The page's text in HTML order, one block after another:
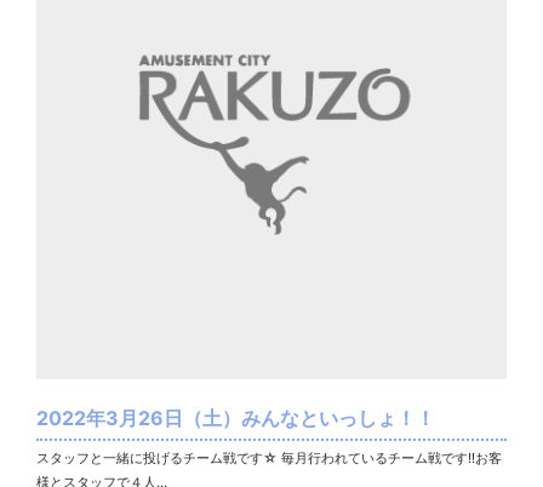
2022年3月26日（土）みんなといっしょ！！
スタッフと一緒に投げるチーム戦です☆ 毎月行われているチーム戦です!!お客
様とスタッフで４人...